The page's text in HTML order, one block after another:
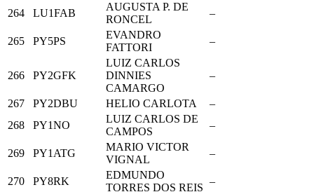
264 LU1FAB
AUGUSTA P. DE
RONCEL
–
265 PY5PS
EVANDRO
FATTORI
–
266 PY2GFK
LUIZ CARLOS
DINNIES
CAMARGO
–
267 PY2DBU HELIO CARLOTA
–
268
PY1NO
LUIZ CARLOS DE
CAMPOS
–
269 PY1ATG
MARIO VICTOR
VIGNAL
–
270 PY8RK
EDMUNDO
TORRES DOS REIS
–